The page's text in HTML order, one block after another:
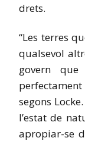
drets.
“Les terres
qualsevol
govern
segons
l’estat de
apropiar-se